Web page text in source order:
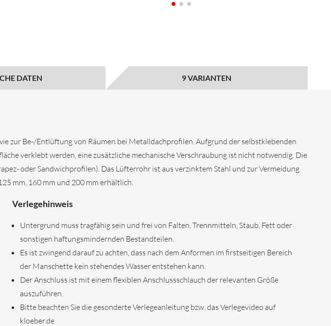
DATEN 9 VARIANTEN
zur Be-/Entlüftung von Räumen bei Metalldachprofilen. Aufgrund der selbstklebenden
verklebt werden, eine zusätzliche mechanische Verschraubung ist nicht notwendig. Die
oder Sandwichprofilen). Das Lüfterrohr ist aus verzinktem Stahl und zur Vermeidung
mm, 160 mm und 200 mm erhältlich.
Verlegehinweis
Untergrund muss tragfähig sein und frei von Falten, Trennmitteln, Staub, Fett oder
sonstigen haftungsmindernden Bestandteilen.
Es ist zwingend darauf zu achten, dass nach dem Anformen im firstseitigen Bereich
der Manschette kein stehendes Wasser entstehen kann.
Der Anschluss ist mit einem flexiblen Anschlussschlauch der relevanten Größe
auszuführen.
Bitte beachten Sie die gesonderte Verlegeanleitung bzw. das Verlegevideo auf
kloeber.de